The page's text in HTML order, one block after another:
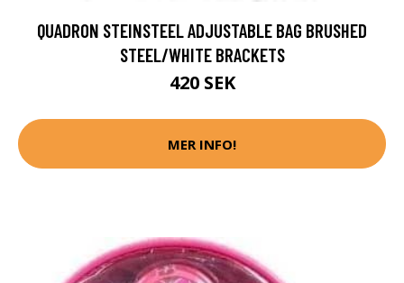
QUADRON STEINSTEEL ADJUSTABLE BAG BRUSHED
STEEL/WHITE BRACKETS
420 SEK
MER INFO!